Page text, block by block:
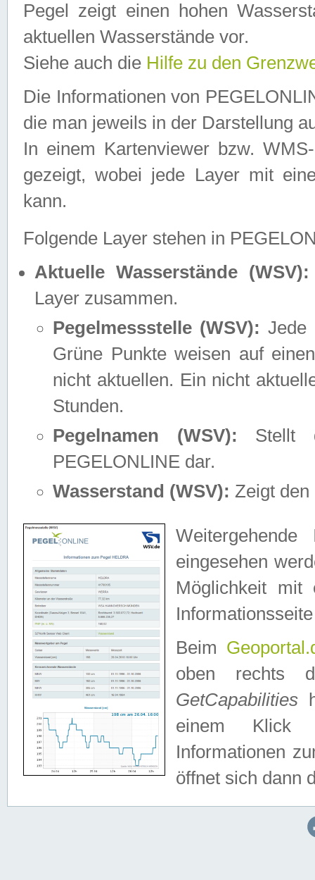
Pegel zeigt einen hohen
aktuellen Wasserstände vor.
Siehe auch die Hilfe zu den
Die Informationen von
die man jeweils in der Darstellung
In einem Kartenviewer bzw.
gezeigt, wobei jede Layer mit
kann.
Folgende Layer stehen in
Aktuelle Wasserstände (WSV):
Layer zusammen.
Pegelmessstelle (WSV): Jede
Grüne Punkte weisen auf
nicht aktuellen. Ein nicht
Stunden.
Pegelnamen (WSV): Stellt
PEGELONLINE dar.
Wasserstand (WSV): Zeigt den
eingesehen
Möglichkeit mit
Beim
oben rechts
GetCapabilities
einem Klick
Informationen
öffnet sich dann